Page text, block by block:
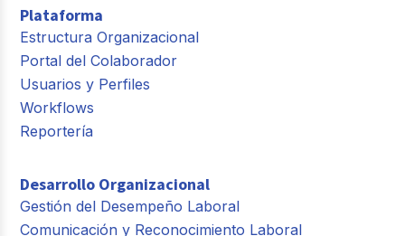
Plataforma
Estructura Organizacional
Portal del Colaborador
Usuarios y Perfiles
Workflows
Reportería
Desarrollo Organizacional
Gestión del Desempeño Laboral
Comunicación y Reconocimiento Laboral